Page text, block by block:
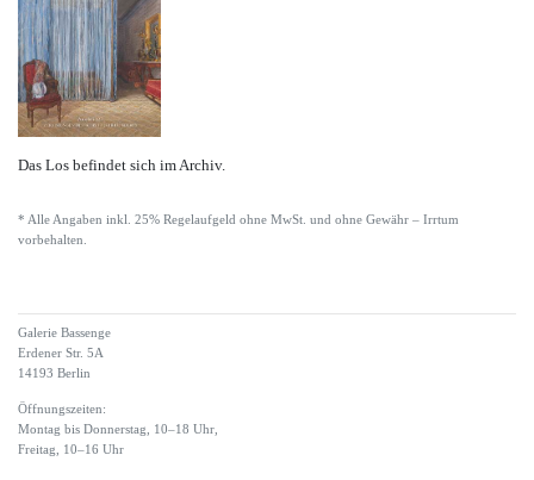
Das Los befindet sich im Archiv.
* Alle Angaben inkl. 25% Regelaufgeld ohne MwSt. und ohne Gewähr – Irrtum
vorbehalten.
Galerie Bassenge
Erdener Str. 5A
14193 Berlin
Öffnungszeiten:
Montag bis Donnerstag, 10–18 Uhr,
Freitag, 10–16 Uhr